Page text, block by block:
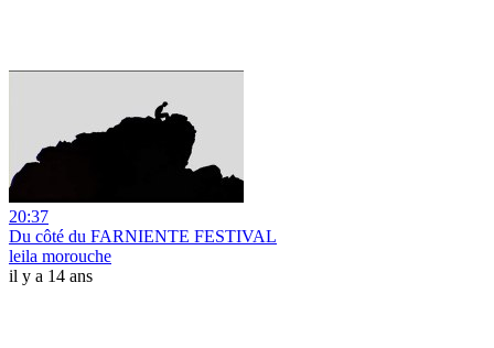
20:37
Du côté du FARNIENTE FESTIVAL
leila morouche
il y a 14 ans